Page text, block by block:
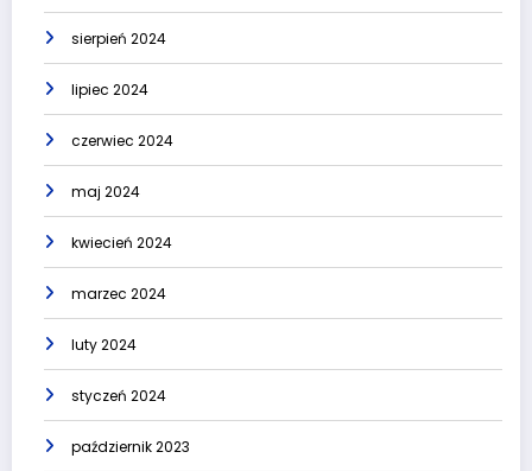
sierpień 2024
lipiec 2024
czerwiec 2024
maj 2024
kwiecień 2024
marzec 2024
luty 2024
styczeń 2024
październik 2023